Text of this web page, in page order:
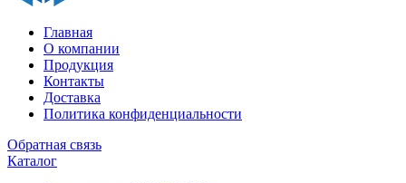
Главная
О компании
Продукция
Контакты
Доставка
Политика конфиденциальности
Обратная связь
Каталог